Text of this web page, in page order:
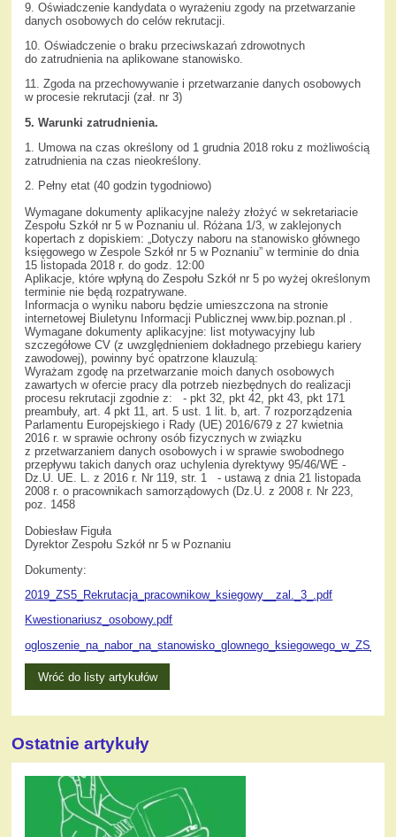
9. Oświadczenie kandydata o wyrażeniu zgody na przetwarzanie
danych osobowych do celów rekrutacji.
10. Oświadczenie o braku przeciwskazań zdrowotnych
do zatrudnienia na aplikowane stanowisko.
11. Zgoda na przechowywanie i przetwarzanie danych osobowych
w procesie rekrutacji (zał. nr 3)
5. Warunki zatrudnienia.
1. Umowa na czas określony od 1 grudnia 2018 roku z możliwością
zatrudnienia na czas nieokreślony.
2. Pełny etat (40 godzin tygodniowo)
Wymagane dokumenty aplikacyjne należy złożyć w sekretariacie
Zespołu Szkół nr 5 w Poznaniu ul. Różana 1/3, w zaklejonych
kopertach z dopiskiem: „Dotyczy naboru na stanowisko głównego
księgowego w Zespole Szkół nr 5 w Poznaniu” w terminie do dnia
15 listopada 2018 r. do godz. 12:00
Aplikacje, które wpłyną do Zespołu Szkół nr 5 po wyżej określonym
terminie nie będą rozpatrywane.
Informacja o wyniku naboru będzie umieszczona na stronie
internetowej Biuletynu Informacji Publicznej www.bip.poznan.pl .
Wymagane dokumenty aplikacyjne: list motywacyjny lub
szczegółowe CV (z uwzględnieniem dokładnego przebiegu kariery
zawodowej), powinny być opatrzone klauzulą:
Wyrażam zgodę na przetwarzanie moich danych osobowych
zawartych w ofercie pracy dla potrzeb niezbędnych do realizacji
procesu rekrutacji zgodnie z: - pkt 32, pkt 42, pkt 43, pkt 171
preambuły, art. 4 pkt 11, art. 5 ust. 1 lit. b, art. 7 rozporządzenia
Parlamentu Europejskiego i Rady (UE) 2016/679 z 27 kwietnia
2016 r. w sprawie ochrony osób fizycznych w związku
z przetwarzaniem danych osobowych i w sprawie swobodnego
przepływu takich danych oraz uchylenia dyrektywy 95/46/WE -
Dz.U. UE. L. z 2016 r. Nr 119, str. 1 - ustawą z dnia 21 listopada
2008 r. o pracownikach samorządowych (Dz.U. z 2008 r. Nr 223,
poz. 1458
Dobiesław Figuła
Dyrektor Zespołu Szkół nr 5 w Poznaniu
Dokumenty:
2019_ZS5_Rekrutacja_pracownikow_ksiegowy__zal._3_.pdf
Kwestionariusz_osobowy.pdf
Wróć do listy artykułów
Ostatnie artykuły